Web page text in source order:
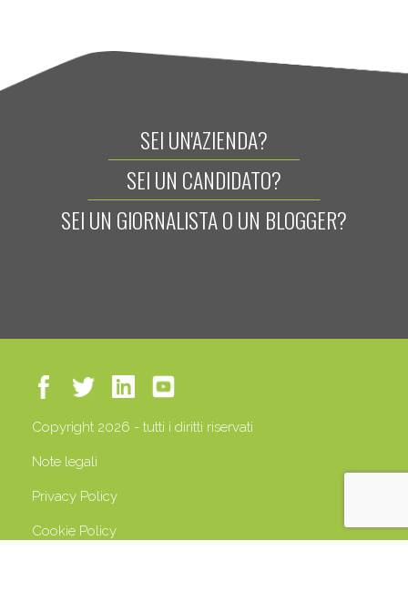
SEI UN'AZIENDA?
SEI UN CANDIDATO?
SEI UN GIORNALISTA O UN BLOGGER?
Copyright 2026 - tutti i diritti riservati
Note legali
Privacy Policy
Cookie Policy